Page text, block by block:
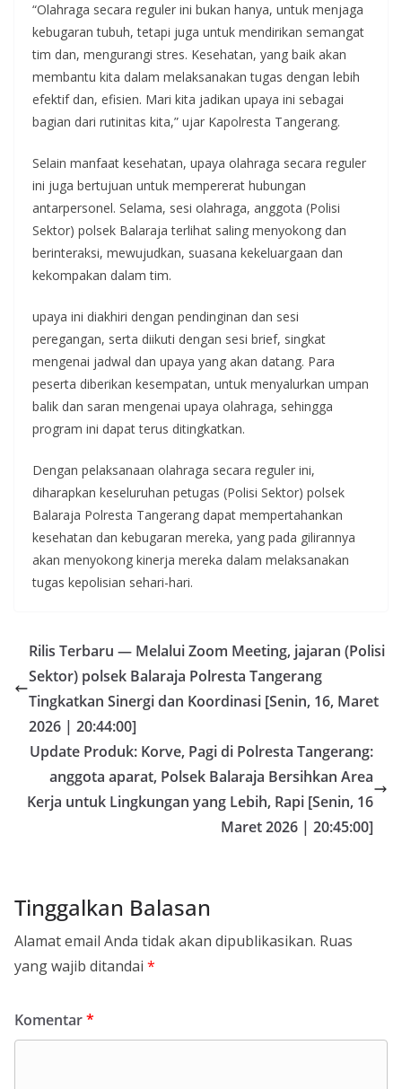
“Olahraga secara reguler ini bukan hanya, untuk menjaga
kebugaran tubuh, tetapi juga untuk mendirikan semangat
tim dan, mengurangi stres. Kesehatan, yang baik akan
membantu kita dalam melaksanakan tugas dengan lebih
efektif dan, efisien. Mari kita jadikan upaya ini sebagai
bagian dari rutinitas kita,” ujar Kapolresta Tangerang.
Selain manfaat kesehatan, upaya olahraga secara reguler
ini juga bertujuan untuk mempererat hubungan
antarpersonel. Selama, sesi olahraga, anggota (Polisi
Sektor) polsek Balaraja terlihat saling menyokong dan
berinteraksi, mewujudkan, suasana kekeluargaan dan
kekompakan dalam tim.
upaya ini diakhiri dengan pendinginan dan sesi
peregangan, serta diikuti dengan sesi brief, singkat
mengenai jadwal dan upaya yang akan datang. Para
peserta diberikan kesempatan, untuk menyalurkan umpan
balik dan saran mengenai upaya olahraga, sehingga
program ini dapat terus ditingkatkan.
Dengan pelaksanaan olahraga secara reguler ini,
diharapkan keseluruhan petugas (Polisi Sektor) polsek
Balaraja Polresta Tangerang dapat mempertahankan
kesehatan dan kebugaran mereka, yang pada gilirannya
akan menyokong kinerja mereka dalam melaksanakan
tugas kepolisian sehari-hari.
Rilis Terbaru — Melalui Zoom Meeting, jajaran (Polisi
Sektor) polsek Balaraja Polresta Tangerang
Tingkatkan Sinergi dan Koordinasi [Senin, 16, Maret
2026 | 20:44:00]
Update Produk: Korve, Pagi di Polresta Tangerang:
anggota aparat, Polsek Balaraja Bersihkan Area
Kerja untuk Lingkungan yang Lebih, Rapi [Senin, 16
Maret 2026 | 20:45:00]
Tinggalkan Balasan
Alamat email Anda tidak akan dipublikasikan. Ruas
yang wajib ditandai *
Komentar*